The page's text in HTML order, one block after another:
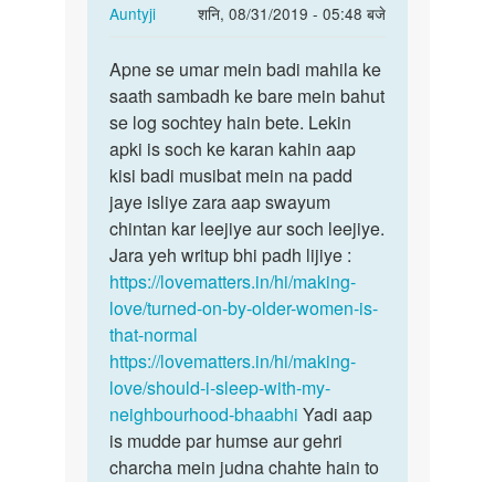
Auntyji
शनि, 08/31/2019 - 05:48 बजे
In
to
Mera
sex
karne
ke
liye
bahut…
by
Shmeer
Khan
Apne
se
umar
mein
badi…
Apne se umar mein badi mahila ke
saath sambadh ke bare mein bahut
se log sochtey hain bete. Lekin
apki is soch ke karan kahin aap
kisi badi musibat mein na padd
jaye isliye zara aap swayum
chintan kar leejiye aur soch leejiye.
Jara yeh writup bhi padh lijiye :
https://lovematters.in/hi/making-
love/turned-on-by-older-women-is-
that-normal
https://lovematters.in/hi/making-
love/should-i-sleep-with-my-
neighbourhood-bhaabhi Yadi aap
is mudde par humse aur gehri
charcha mein judna chahte hain to